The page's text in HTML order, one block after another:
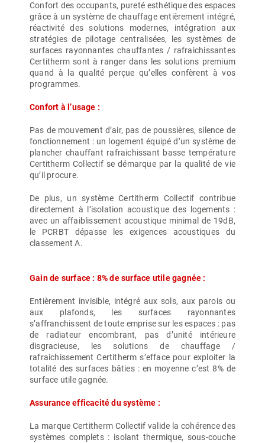
Confort des occupants, pureté esthétique des espaces
grâce à un système de chauffage entièrement intégré,
réactivité des solutions modernes, intégration aux
stratégies de pilotage centralisées, les systèmes de
surfaces rayonnantes chauffantes / rafraichissantes
Certitherm sont à ranger dans les solutions premium
quand à la qualité perçue qu’elles confèrent à vos
programmes.
Confort à l’usage :
Pas de mouvement d’air, pas de poussières, silence de
fonctionnement : un logement équipé d’un système de
plancher chauffant rafraichissant basse température
Certitherm Collectif se démarque par la qualité de vie
qu’il procure.
De plus, un système Certitherm Collectif contribue
directement à l’isolation acoustique des logements :
avec un affaiblissement acoustique minimal de 19dB,
le PCRBT dépasse les exigences acoustiques du
classement A.
Gain de surface : 8% de surface utile gagnée :
Entièrement invisible, intégré aux sols, aux parois ou
aux plafonds, les surfaces rayonnantes
s’affranchissent de toute emprise sur les espaces : pas
de radiateur encombrant, pas d’unité intérieure
disgracieuse, les solutions de chauffage /
rafraichissement Certitherm s’efface pour exploiter la
totalité des surfaces bâties : en moyenne c’est 8% de
surface utile gagnée.
Assurance efficacité du système :
La marque Certitherm Collectif valide la cohérence des
systèmes complets : isolant thermique, sous-couche